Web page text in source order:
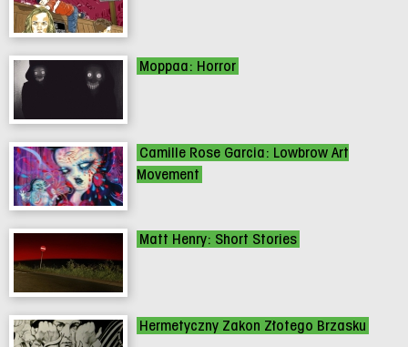
Moppaa: Horror
Camille Rose Garcia: Lowbrow Art
Movement
Matt Henry: Short Stories
Hermetyczny Zakon Złotego Brzasku